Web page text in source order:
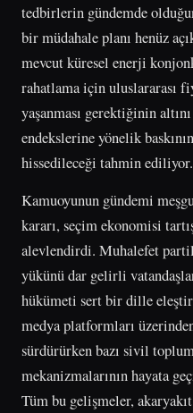
tedbirlerin gündemde
bir müdahale planı henüz
mevcut küresel enerji
rahatlama için uluslararası
yaşanması gerektiğinin
endekslerine yönelik
hissedileceği tahmin ediliyor.
Kamuoyunun gündemi
kararı, seçim ekonomisi
alevlendirdi. Muhalefet
yükünü dar gelirli
hükümeti sert bir dille
medya platformları
sürdürürken bazı sivil
mekanizmalarının hayata
Tüm bu gelişmeler,